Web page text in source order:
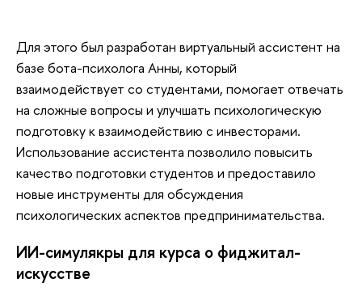
Для этого был разработан виртуальный ассистент на
базе бота-психолога Анны, который
взаимодействует со студентами, помогает отвечать
на сложные вопросы и улучшать психологическую
подготовку к взаимодействию с инвесторами.
Использование ассистента позволило повысить
качество подготовки студентов и предоставило
новые инструменты для обсуждения
психологических аспектов предпринимательства.
ИИ-симулякры для курса о фиджитал-
искусстве